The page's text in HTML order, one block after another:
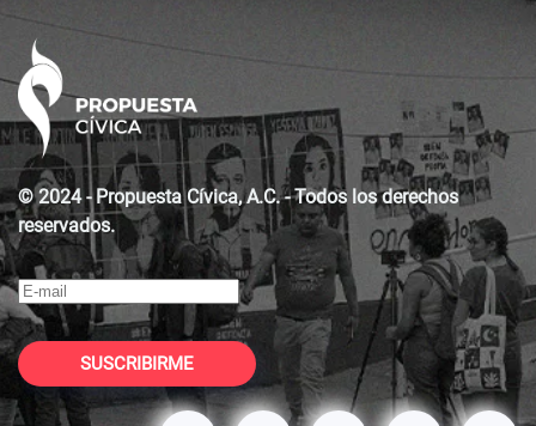
© 2024 - Propuesta Cívica, A.C. - Todos los derechos
reservados.
SUSCRIBIRME